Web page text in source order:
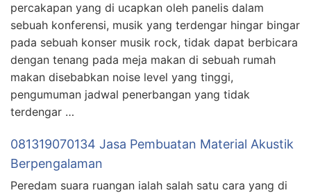
percakapan yang di ucapkan oleh panelis dalam
sebuah konferensi, musik yang terdengar hingar bingar
pada sebuah konser musik rock, tidak dapat berbicara
dengan tenang pada meja makan di sebuah rumah
makan disebabkan noise level yang tinggi,
pengumuman jadwal penerbangan yang tidak
terdengar …
081319070134 Jasa Pembuatan Material Akustik
Berpengalaman
Peredam suara ruangan ialah salah satu cara yang di